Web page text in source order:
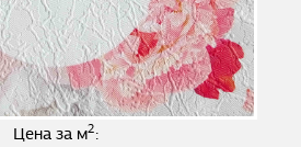
Цена за м2: